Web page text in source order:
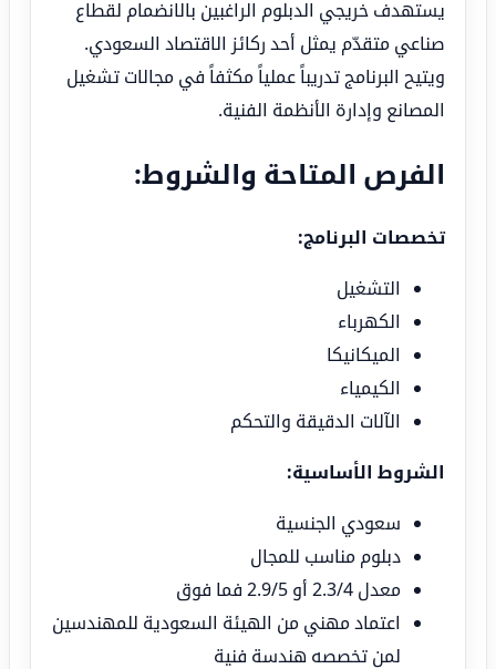
يستهدف خريجي الدبلوم الراغبين بالانضمام لقطاع
صناعي متقدّم يمثل أحد ركائز الاقتصاد السعودي.
ويتيح البرنامج تدريباً عملياً مكثفاً في مجالات تشغيل
المصانع وإدارة الأنظمة الفنية.
الفرص المتاحة والشروط:
تخصصات البرنامج:
التشغيل
الكهرباء
الميكانيكا
الكيمياء
الآلات الدقيقة والتحكم
الشروط الأساسية:
سعودي الجنسية
دبلوم مناسب للمجال
معدل 2.3/4 أو 2.9/5 فما فوق
اعتماد مهني من الهيئة السعودية للمهندسين
لمن تخصصه هندسة فنية